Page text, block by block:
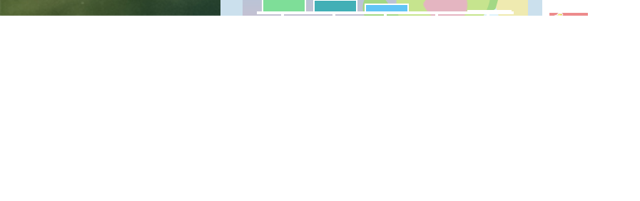
我喜歡:16%很實用:10%
普普啦:2%